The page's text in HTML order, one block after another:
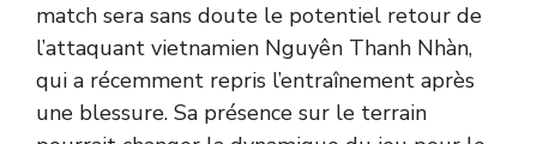
match sera sans doute le potentiel retour de
l’attaquant vietnamien Nguyên Thanh Nhàn,
qui a récemment repris l’entraînement après
une blessure. Sa présence sur le terrain